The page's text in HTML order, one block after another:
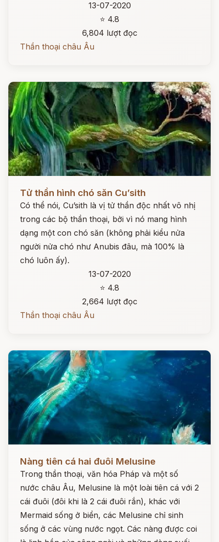
13-07-2020
⭐ 4.8
6,804 lượt đọc
Thần thoại châu Âu
Tử thần hình chó săn Cu’sith
Có thể nói, Cu’sith là vị tử thần độc nhất vô nhị
trong các bộ thần thoại, bởi vì nó mang hình
dạng một con chó săn (không phải kiểu nửa
người nửa chó như Anubis đâu, mà 100% là
chó luôn ấy).
13-07-2020
⭐ 4.8
2,664 lượt đọc
Thần thoại châu Âu
Nàng tiên cá hai đuôi Melusine
Trong thần thoại, văn hóa Pháp và một số
nước châu Âu, Melusine là một loài tiên cá với 2
cái đuôi (đôi khi là 2 cái đuôi rắn), khác với
Mermaid sống ở biển, các Melusine chỉ sinh
sống ở các vùng nước ngọt. Các nàng được coi